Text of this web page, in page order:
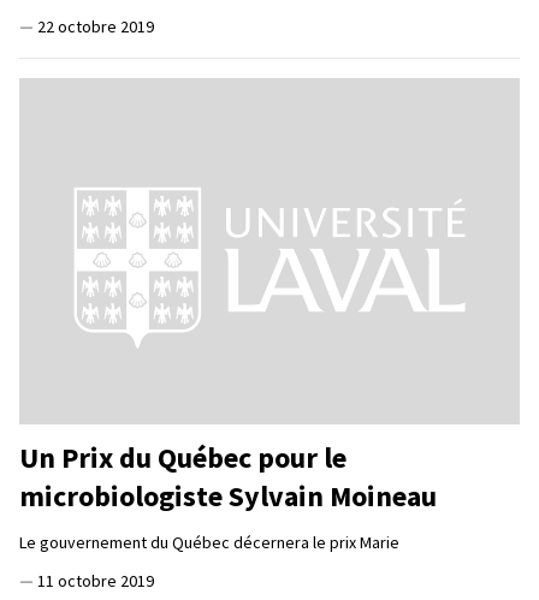
— 22 octobre 2019
Un Prix du Québec pour le
microbiologiste Sylvain Moineau
Le gouvernement du Québec décernera le prix Marie
— 11 octobre 2019